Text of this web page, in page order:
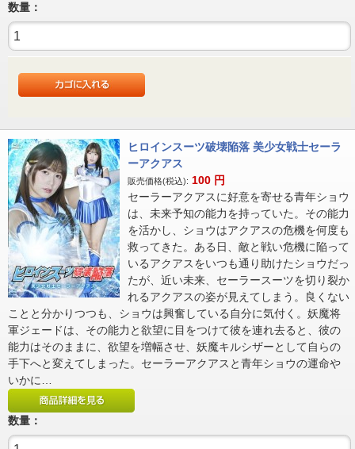
数量：
ヒロインスーツ破壊陥落 美少女戦士セーラ
ーアクアス
販売価格(税込): 100 円
セーラーアクアスに好意を寄せる青年ショウ
は、未来予知の能力を持っていた。その能力
を活かし、ショウはアクアスの危機を何度も
救ってきた。ある日、敵と戦い危機に陥って
いるアクアスをいつも通り助けたショウだっ
たが、近い未来、セーラースーツを切り裂か
れるアクアスの姿が見えてしまう。良くない
ことと分かりつつも、ショウは興奮している自分に気付く。妖魔将
軍ジェードは、その能力と欲望に目をつけて彼を連れ去ると、彼の
能力はそのままに、欲望を増幅させ、妖魔キルシザーとして自らの
手下へと変えてしまった。セーラーアクアスと青年ショウの運命や
いかに…
数量：